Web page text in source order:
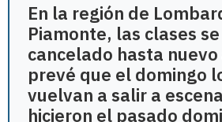
En la región de
Piamonte, las clases
cancelado hasta nuevo
prevé que el domingo
vuelvan a salir a
hicieron el pasado